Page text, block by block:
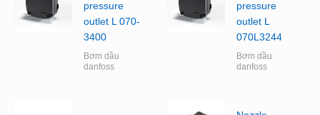
pressure
outlet L 070-
3400
Bơm dầu
danfoss
pressure
outlet L
070L3244
Bơm dầu
danfoss